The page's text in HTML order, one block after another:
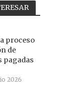
proceso
de
pagadas
2026